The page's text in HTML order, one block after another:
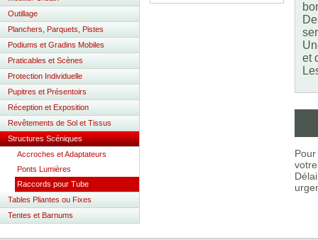
et
Outillage
Planchers, Parquets, Pistes
Podiums et Gradins Mobiles
Praticables et Scènes
Protection Individuelle
Pupitres et Présentoirs
Réception et Exposition
Revêtements de Sol et Tissus
Structures Scéniques
Accroches et Adaptateurs
Ponts Lumières
Raccords pour Tube
Tables Pliantes ou Fixes
Tentes et Barnums